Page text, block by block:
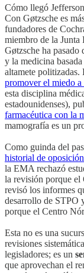
Cómo llegó
Con Gøtzsche es
fundadores de
miembro de la Junta
Gøtzsche ha pasado
y la medicina
altamete politizadas.
promover el miedo a
esta disciplina
estadounidenses),
farmacéutica con la
mamografía es un
Como guinda del
historial de
la EMA rechazó
la revisión porque
revisó los informes
desarrollo de STPO
porque el Centro
Esta no es una
revisiones
legisladores; es un
que aprovechan el